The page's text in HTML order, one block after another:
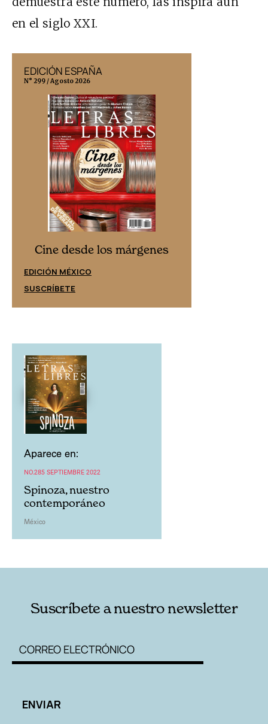
en el siglo XXI.
EDICIÓN ESPAÑA
N° 299 / Agosto 2026
Cine desde los márgenes
EDICIÓN MÉXICO
SUSCRÍBETE
Aparece en:
NO.285 SEPTIEMBRE 2022
Spinoza, nuestro
contemporáneo
México
Suscríbete a nuestro newsletter